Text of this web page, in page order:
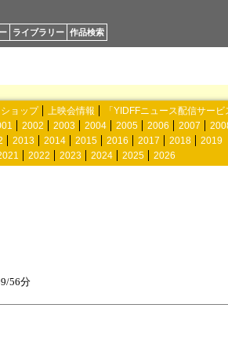
ライブラリー 作品検索
ョップ 上映会情報
「YIDFFニュース配信サー
2002 2003 2004 2005 2006 2007
2013 2014 2015 2016 2017 2018
2019
2022 2023 2024 2025 2026
56分